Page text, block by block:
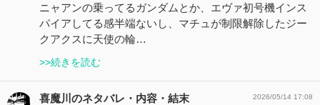
ニャアンの乗ってるガンダムとか、エヴァ初号機インス
パイアしてる感半端ないし、マチュが制限解除したジー
クアクスに天使の輪…
>>続きを読む
喜魔川のネタバレ・内容・結末 2026/05/14 17:08